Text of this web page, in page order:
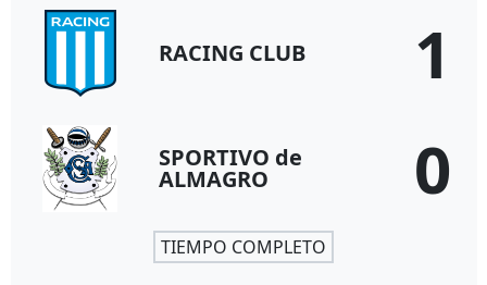
RACING CLUB 1
SPORTIVO de
ALMAGRO 0
TIEMPO COMPLETO